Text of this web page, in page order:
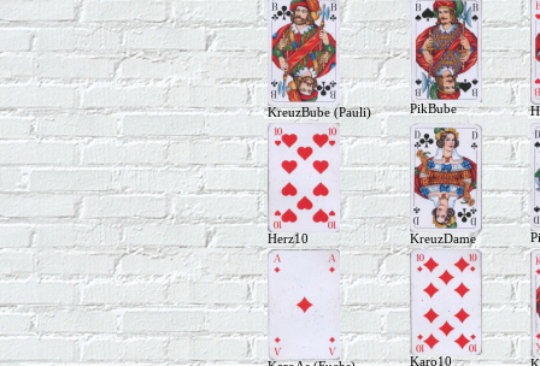
KreuzBube (Pauli) PikBube
Herz10 KreuzDame
Karo10